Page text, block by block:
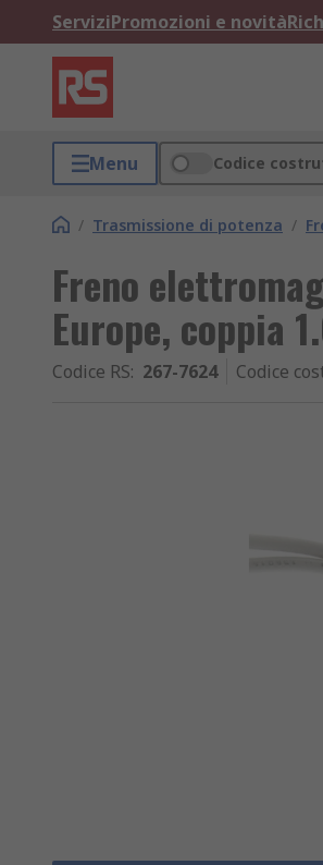
ServiziPromozioni e novità
Menu Codice
/ Trasmissione di potenza /
Freno
Europe, coppia
Codice RS: 267-7624 Codice